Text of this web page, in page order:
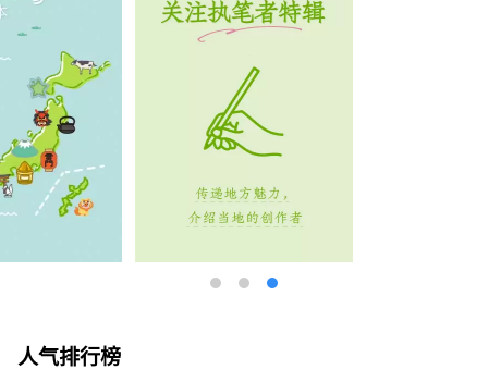
人气排行榜